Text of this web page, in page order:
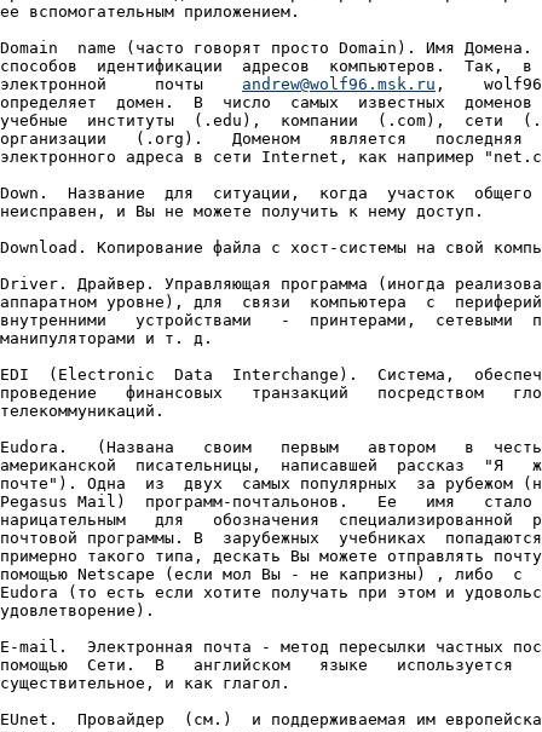
ее вспомогательным приложением.
Domain  name (часто говорят просто Domain). Имя Домена.
способов  идентификации  адресов  компьютеров.  Так,  в
электронной     почты andrew@wolf96.msk.ru ,    wolf96.msk.ru
определяет  домен.  В  число  самых  известных  доменов  входят
учебные  институты  (.edu),  компании  (.com),  сети  (.net)  и
организации   (.org).   Доменом   является   последняя    часть
электронного адреса в сети Internet, как например "net.com".

Down.  Название  для  ситуации,  когда  участок  общего доступа
неисправен, и Вы не можете получить к нему доступ.

Download. Копирование файла с хост-системы на свой компьютер.

Driver. Драйвер. Управляющая программа (иногда реализованная на
аппаратном уровне), для  связи  компьютера  с  периферийными  и
внутренними   устройствами   -  принтерами,  сетевыми  платами,
манипуляторами и т. д.

EDI  (Electronic  Data  Interchange).  Система,  обеспечивающая
проведение   финансовых   транзакций   посредством   глобальных
телекоммуникаций.

Eudora.   (Названа   своим   первым   автором   в  честь  имени
американской  писательницы,  написавшей  рассказ  "Я   живу   в
почте"). Одна  из  двух  самых популярных  за рубежом (наряду с
Pegasus Mail)  программ-почтальонов.   Ее   имя   стало   почти
нарицательным   для   обозначения  специализированной  развитой
почтовой программы. В  зарубежных  учебниках  попадаются  фразы
примерно такого типа, дескать Вы можете отправлять почту либо с
помощью Netscape (если мол Вы - не капризны) , либо  с  помощью
Eudora (то есть если хотите получать при этом и удовольствие, и
удовлетворение).

E-mail.  Электронная почта - метод пересылки частных посланий с
помощью  Сети.  В   английском   языке   используется   и   как
существительное, и как глагол.

EUnet.  Провайдер  (см.)  и поддерживаемая им европейская часть
Internet.  Один из двух главных до  недавнего  времени  каналов
связи  российских и зарубежных сетей Москва - Амстердам выходит
как раз в сеть EUnet.

F2F  или Fасе-to-Face (дословно "лицом к лицу"). До наступления
эры видеоконференций означало личные встречи людей, которые  до
этого активно переписывались в Internet.

FAQ  или  Frequently  Asked  Questions (в переводе ЧаВо - Часто
задаваемые Вопросы).  Собрание  ответов  на  типичные  вопросы.
Многие  группы  новостей сети Usenet имеют такие файлы, которые
посылаются   для   внимания    начинающих    пользователей    с
периодичностью примерно раз в месяц. Они находятся также на ftp
или http-серверах.

FAQL или Frequently Asked Questions List. Список чересчур часто
задаваемых в данной группе вопросов с ответами на них.

Fast  Retrain.  Быстрое  изменение  модемами скорости связи при
установившемся коннекте. Является необязательной  к  исполнению
частью  стандарта  V.32bis.  Поэтому  ее  выполнение  при связи
зависит от того, реализована ли эта функция в парном модеме.

Favorites. Закладки. См. Bookmarks.

Featured    Resources   Clearinghouse.   Специальная   подборка
литературы на серверах доступа.

FIDO.  Всемирная некоммерческая любительская компьютерная сеть.
Основное ее назначение - способствовать неформальному  общению.

Film at 11. Реакция на слишком длинный аргумент.

Finger. Программа сети Internet, которая позволяет Вам получить
о  других  пользователях  немного   информации,   которую   они
предварительно занесли в свои .plan файлы.

Firewall.  Брандмауэр  - жаргонный термин, ставший популярным у
сетевых  администраторов,  благодаря   книге   "Брандмауэры   и
безопасность   в   Internet".  В  автомобильной  промышленности
брандмауэром     называют      устройство,      предотвращающее
распространение  пламени в пассажирский салон в случае пожара в
отсеке двигателя. Соответственно брандмауэры в сетях служат для
предотвращения несанкционированного доступа извне.

Flame.  (Дословно  "вспышка").  Электронные  письма, содержащие
"выкрики", проповеди, "наезды", направленные на  кого-нибудь  в
Сети,   но  (чаще)  означает  также  чрезвычайно  эмоциональные
дискуссии в телеконференциях.

Flamer. Скандалист в телеконференциях.

Follow-tip articles. Письма-дополнения в телеконференциях.

Followup.  "Продолжая  тему".  Послание  в сети Usenet, которое
является ответом на более раннее письмо.

Forms.  Формы. Заполняемые пользователем бланки - элементы WWW-
страницы.

Fortune   cookie.   Бессодержательный  /  остроумный  /  мудрый
комментарий в Сети.

FOSSIL.   Резидентный   обработчик   прерывания   int   14   от
последовательного порта  (ориентированный  на  модем),  который
подменяет собой обработчик BIOS`а.

Frame.    Фрейм    или    Область.   Самостоятельный   фрагмент
HTML-страницы, обладающий всеми ее свойствами.

Freeware. Бесплатное программное обеспечение.

Freeze. Программа-упаковщик.

FREQ  -  термин  в  нашей  стране  употребительный скорее среди
членов   FIDOnet,  а не Internet. Расшифровывается он как  File
REQuest - запрос    файла.  В "фидошном" смысле фрек - это пустое
сообщение с   установленным специальным флагом Freq в заголовке и
перечнем запрашиваемых файлов в поле subject.

FSU или Former Soviet Union. Бывший Советский Союз.

FTP  или  File-Transfer  Protocol.  (Протокол передачи файлов).
Система для передачи файлов по Сети. Протокол семейства TCP/IP,
обеспечивающий  возможность  найти, получить и переслать нужные
Вам файлы через Internet с одного компьютера на другой.

FTP  site.  FTP-площадка. Компьютер в сети Internet, на котором
ведется файловый архив, доступный для удаленных  пользователей.

FTP site anonymous. - FTP-площадка, допускающая использование ее
файлового архива, не требуя специальных паролей для доступа.

FTP-server.  Программа,  обеспечивающая  обработку  запросов  к
архиву.

FTP-clients.  Программы,  которые  Вы  используете  для прямого
интерактивного (on-line) доступа к архивам.

FWIW или For What It's Worth. (В письмах) Чего это стоит?

FYI  или For Your Information. (В письмах) Для Вашего сведения.
Обычно имеет иронично-фамильярный оттенок "Чтобы ты знал ".

GIF.  Graphic Interchange Format. (Формат